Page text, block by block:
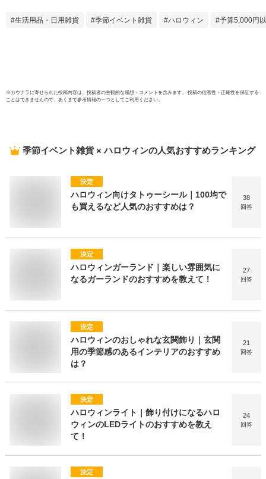
育祭 運動会 フェス
キ フ
生活用品・日用雑貨 季節イベント雑貨 ハロウィン 予算5,000円
※ カウナラに寄せられた投稿内容は、投稿者の主観的な感想・コメントを含みます。 投稿の信憑性・正確性を保証する
ことはできませんので、あくまで参考情報の一つとしてご利用ください。
季節イベント雑貨 × ハロウィンの人気おすすめランキング
決定
ハロウィン向けタトゥーシール｜100均で
も買えるなど人気のおすすめは？
38
回答
決定
ハロウィンガーランド｜楽しい雰囲気に
なるガーランドのおすすめを教えて！
27
回答
決定
ハロウィンのおしゃれな玄関飾り｜玄関
用の季節感のあるインテリアのおすすめ
は？
21
回答
決定
ハロウィンライト｜飾り付けになるハロ
ウィンのLEDライトのおすすめを教え
て！
24
回答
決定